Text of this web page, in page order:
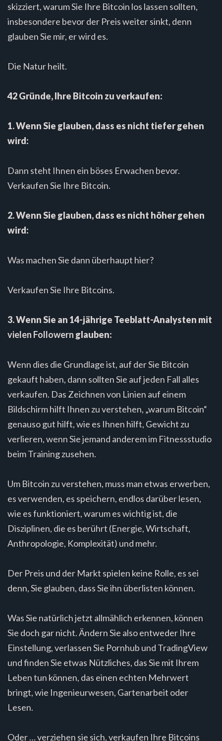
skizziert, warum Sie Ihre Bitcoin los lassen sollten,
insbesondere bevor der Preis weiter sinkt, denn
glauben Sie mir, er wird es.
Die Natur heilt.
42 Gründe, Ihre Bitcoin zu verkaufen:
1. Wenn Sie glauben, dass es nicht tiefer gehen
wird:
Dann steht Ihnen ein böses Erwachen bevor.
Verkaufen Sie Ihre Bitcoin.
2. Wenn Sie glauben, dass es nicht höher gehen
wird:
Was machen Sie dann überhaupt hier?
Verkaufen Sie Ihre Bitcoins.
3. Wenn Sie an 14-jährige Teeblatt-Analysten mit
vielen Followern glauben:
Wenn dies die Grundlage ist, auf der Sie Bitcoin
gekauft haben, dann sollten Sie auf jeden Fall alles
verkaufen. Das Zeichnen von Linien auf einem
Bildschirm hilft Ihnen zu verstehen, „warum Bitcoin“
genauso gut hilft, wie es Ihnen hilft, Gewicht zu
verlieren, wenn Sie jemand anderem im Fitnessstudio
beim Training zusehen.
Um Bitcoin zu verstehen, muss man etwas erwerben,
es verwenden, es speichern, endlos darüber lesen,
wie es funktioniert, warum es wichtig ist, die
Disziplinen, die es berührt (Energie, Wirtschaft,
Anthropologie, Komplexität) und mehr.
Der Preis und der Markt spielen keine Rolle, es sei
denn, Sie glauben, dass Sie ihn überlisten können.
Was Sie natürlich jetzt allmählich erkennen, können
Sie doch gar nicht. Ändern Sie also entweder Ihre
Einstellung, verlassen Sie Pornhub und TradingView
und finden Sie etwas Nützliches, das Sie mit Ihrem
Leben tun können, das einen echten Mehrwert
bringt, wie Ingenieurwesen, Gartenarbeit oder
Lesen.
Oder … verziehen sie sich, verkaufen Ihre Bitcoins